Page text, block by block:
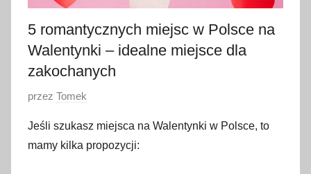
5 romantycznych miejsc w Polsce na
Walentynki – idealne miejsce dla
zakochanych
O
u
b
przez Tomek
Jeśli szukasz miejsca na Walentynki w Polsce, to
mamy kilka propozycji: